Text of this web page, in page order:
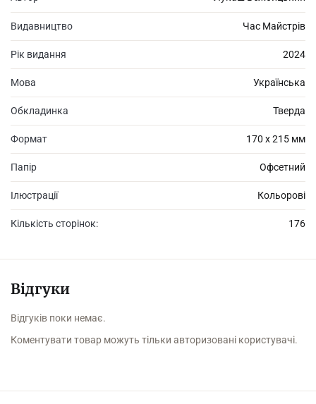
Казімежа Новака ні закритих кордонів, ні нездійсненних мрій!
Видавництво Час Майстрів
Рік видання 2024
Мова Українська
Обкладинка Тверда
Формат 170 х 215 мм
Папір Офсетний
Ілюстрації Кольорові
Кількість сторінок: 176
Відгуки
Відгуків поки немає.
Коментувати товар можуть тільки авторизовані користувачі.